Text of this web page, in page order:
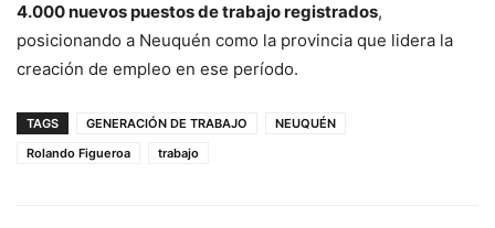
4.000 nuevos puestos de trabajo registrados,
posicionando a Neuquén como la provincia que lidera la
creación de empleo en ese período.
TAGS GENERACIÓN DE TRABAJO
NEUQUÉN
Rolando Figueroa
trabajo